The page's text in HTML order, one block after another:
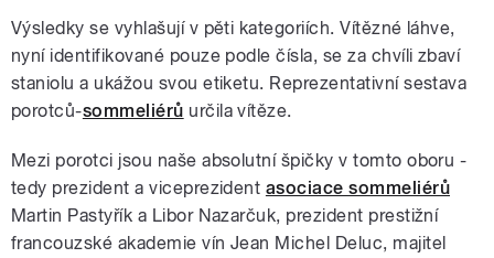
Výsledky se vyhlašují v pěti kategoriích. Vítězné láhve,
nyní identifikované pouze podle čísla, se za chvíli zbaví
staniolu a ukážou svou etiketu. Reprezentativní sestava
porotců-sommeliérů určila vítěze.
Mezi porotci jsou naše absolutní špičky v tomto oboru -
tedy prezident a viceprezident asociace sommeliérů
Martin Pastyřík a Libor Nazarčuk, prezident prestižní
francouzské akademie vín Jean Michel Deluc, majitel